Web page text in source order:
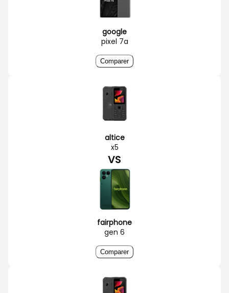
google
pixel 7a
Comparer
altice
x5
VS
fairphone
gen 6
Comparer